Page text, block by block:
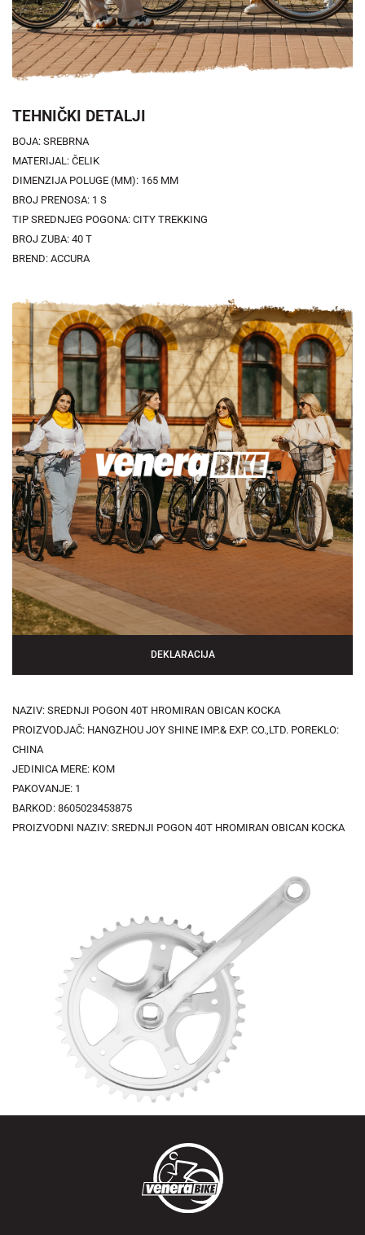
TEHNIČKI DETALJI
BOJA: SREBRNA
MATERIJAL: ČELIK
DIMENZIJA POLUGE (MM): 165 MM
BROJ PRENOSA: 1 S
TIP SREDNJEG POGONA: CITY TREKKING
BROJ ZUBA: 40 T
BREND: ACCURA
DEKLARACIJA
NAZIV: SREDNJI POGON 40T HROMIRAN OBICAN KOCKA
PROIZVODJAČ: HANGZHOU JOY SHINE IMP.& EXP. CO.,LTD. POREKLO:
CHINA
JEDINICA MERE: KOM
PAKOVANJE: 1
BARKOD: 8605023453875
PROIZVODNI NAZIV: SREDNJI POGON 40T HROMIRAN OBICAN KOCKA